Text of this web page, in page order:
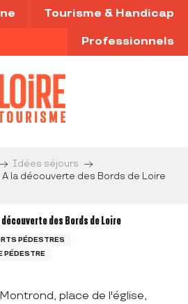
Tourisme & Handicap
Professionnels
Idées séjours
la découverte des Bords de Loire
des Bords de Loire
PÉDESTRES
PÉDESTRE
place de l'église,